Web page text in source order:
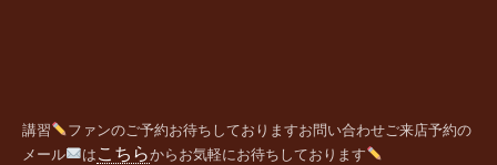
講習 ファンのご予約お待ちしておりますお問い合わせご来店予約の
メール
は こちらからお気軽にお待ちしております